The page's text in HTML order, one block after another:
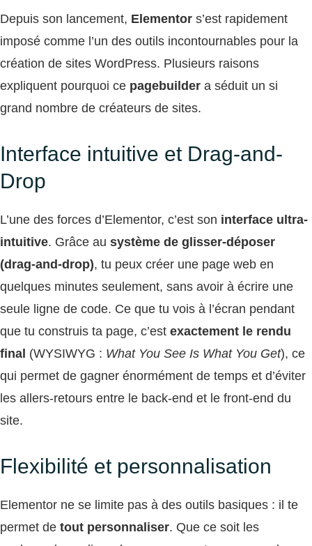
Depuis son lancement, Elementor s’est rapidement
imposé comme l’un des outils incontournables pour la
création de sites WordPress. Plusieurs raisons
expliquent pourquoi ce pagebuilder a séduit un si
grand nombre de créateurs de sites.
Interface intuitive et Drag-and-
Drop
L’une des forces d’Elementor, c’est son interface ultra-
intuitive. Grâce au système de glisser-déposer
(drag-and-drop), tu peux créer une page web en
quelques minutes seulement, sans avoir à écrire une
seule ligne de code. Ce que tu vois à l’écran pendant
que tu construis ta page, c’est exactement le rendu
final (WYSIWYG : What You See Is What You Get), ce
qui permet de gagner énormément de temps et d’éviter
les allers-retours entre le back-end et le front-end du
site.
Flexibilité et personnalisation
Elementor ne se limite pas à des outils basiques : il te
permet de tout personnaliser. Que ce soit les